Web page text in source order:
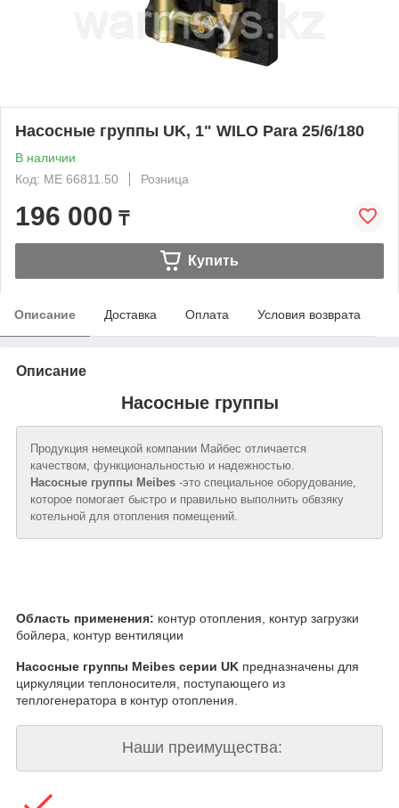
Насосные группы UK, 1" WILO Para 25/6/180
В наличии
Код: ME 66811.50
Розница
196 000 ₸
Купить
Описание Доставка Оплата Условия возврата
Описание
Насосные группы
Продукция немецкой компании Майбес отличается
качеством, функциональностью и надежностью.
Насосные группы Meibes -это специальное оборудование,
которое помогает быстро и правильно выполнить обвзяку
котельной для отопления помещений.
Насосные группы Meibes серии UK предназначены для
циркуляции теплоносителя, поступающего из
теплогенератора в контур отопления.
Область применения: контур отопления, контур загрузки
бойлера, контур вентиляции
Наши преимущества: